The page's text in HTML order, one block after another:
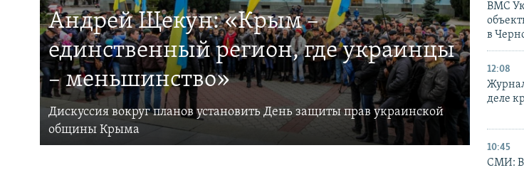
Андрей Щекун: «Крым –
единственный регион, где украинцы
– меньшинство»
Дискуссия вокруг планов установить День защиты прав украинской
общины Крыма
ВМС
в
12:08
деле
10:45
СМИ: В